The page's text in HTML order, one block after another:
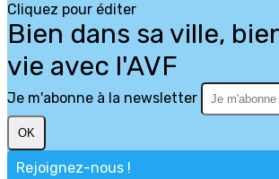
Cliquez pour éditer
Bien dans sa ville,
vie avec l'AVF
Je m'abonne à la newsletter
OK
Rejoignez-nous !